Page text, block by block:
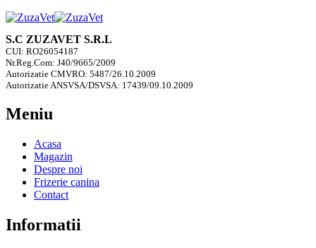
S.C ZUZAVET S.R.L
CUI: RO26054187
Nr.Reg.Com: J40/9665/2009
Autorizatie CMVRO: 5487/26.10.2009
Autorizatie ANSVSA/DSVSA: 17439/09.10.2009
Meniu
Acasa
Magazin
Despre noi
Frizerie canina
Contact
Informatii